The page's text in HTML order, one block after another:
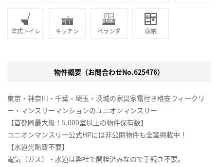
洋式トイレ キッチン ベランダ 収納
物件概要（お問合わせNo.625476）
東京・神奈川・千葉・埼玉・茨城の家具家電付き格安ウィークリ
ー・マンスリーマンションのユニオンマンスリー
【首都圏最大級！5,000室以上の物件保有数】
ユニオンマンスリー公式HPには非公開物件も全室掲載中！
【水道光熱費不要】
電気（ガス）・水道は弊社で開栓済みなので手続き不要。